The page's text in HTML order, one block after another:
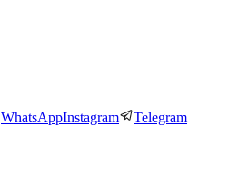
WhatsAppInstagram Telegram